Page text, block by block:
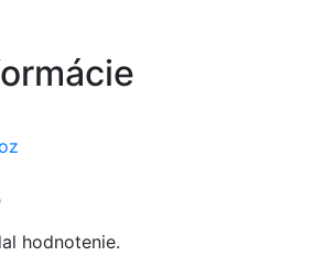
hodnotenie.